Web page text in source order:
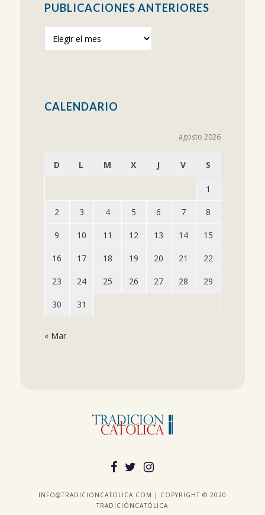
PUBLICACIONES ANTERIORES
anteriores
CALENDARIO
agosto 2026
D L M X J V S
1
2 3 4 5 6 7 8
9 10 11 12 13 14 15
16 17 18 19 20 21 22
23 24 25 26 27 28 29
30 31
« Mar
INFO@TRADICIONCATOLICA.COM | COPYRIGHT © 2020
TRADICIÓNCATÓLICA